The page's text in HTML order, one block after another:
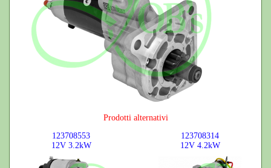
Prodotti alternativi
123708553
12V 3.2kW
123708314
12V 4.2kW